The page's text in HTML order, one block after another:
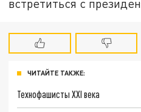
встретиться с
ЧИТАЙТЕ ТАКЖЕ:
Технофашисты XXI века